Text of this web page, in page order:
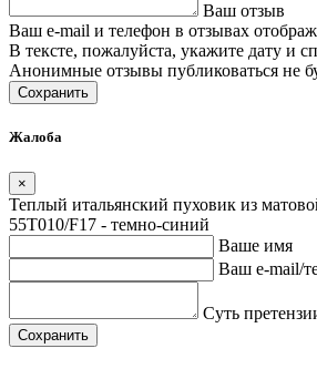
Ваш отзыв
Ваш e-mail и телефон в отзывах
В тексте, пожалуйста, укажите дату и
Анонимные отзывы публиковаться не
Сохранить
Жалоба
×
Теплый итальянский пуховик из
55T010/F17 - темно-синий
Ваше имя
Ваш e-mail/
Суть
Сохранить